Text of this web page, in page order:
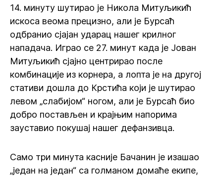
14. минуту шутирао је Никола Митуљикић
искоса веома прецизно, али је Бурсаћ
одбранио сјајан ударац нашег крилног
нападача. Играо се 27. минут када је Јован
Митуљикић сјајно центрирао после
комбинације из корнера, а лопта је на другој
стативи дошла до Крстића који је шутирао
левом „слабијом“ ногом, али је Бурсаћ био
добро постављен и крајњим напорима
зауставио покушај нашег дефанзивца.
Само три минута касније Бачанин је изашао
„један на један“ са голманом домаће екипе,